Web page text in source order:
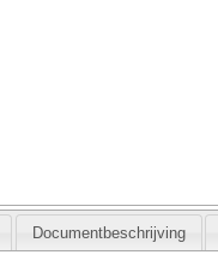
Documentbeschrijving